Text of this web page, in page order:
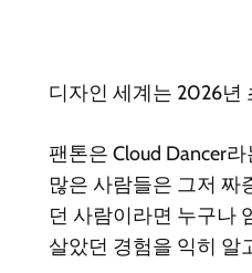
디자인 세계는 2026년
팬톤은 Cloud Dancer
많은 사람들은 그저 짜
던 사람이라면 누구나
살았던 경험을 익히 알